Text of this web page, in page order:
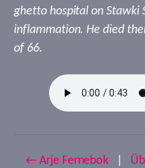
ghetto hospital on Stawki
inflammation. He died
of 66.
← Arje Fernebok